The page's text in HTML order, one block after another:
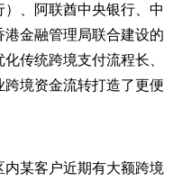
、阿联酋中央银行、中
金融管理局联合建设的
传统跨境支付流程长、
境资金流转打造了更便
某客户近期有大额跨境